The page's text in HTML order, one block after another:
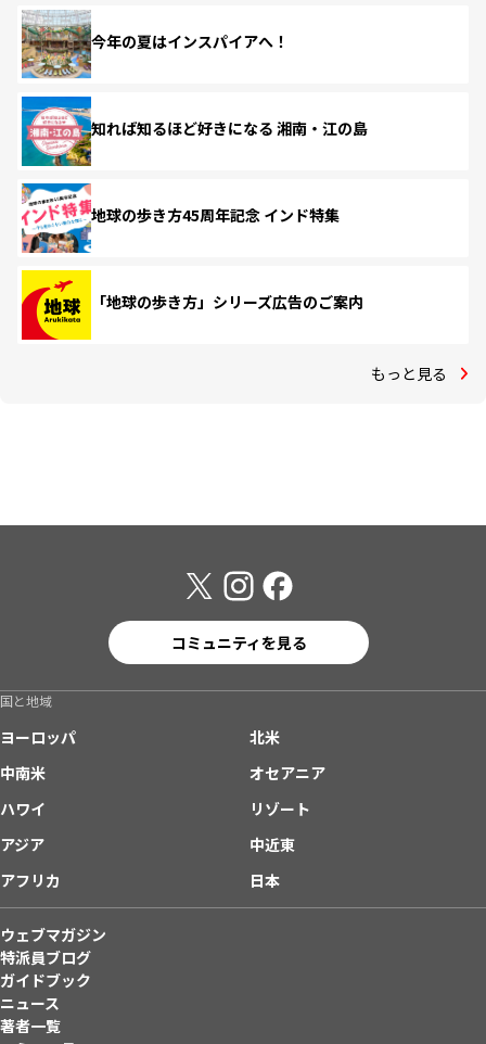
今年の夏はインスパイアへ！
知れば知るほど好きになる 湘南・江の島
地球の歩き方45周年記念 インド特集
「地球の歩き方」シリーズ広告のご案内
もっと見る
コミュニティを見る
国と地域
ヨーロッパ
北米
中南米
オセアニア
ハワイ
リゾート
アジア
中近東
アフリカ
日本
ウェブマガジン
特派員ブログ
ガイドブック
ニュース
著者一覧